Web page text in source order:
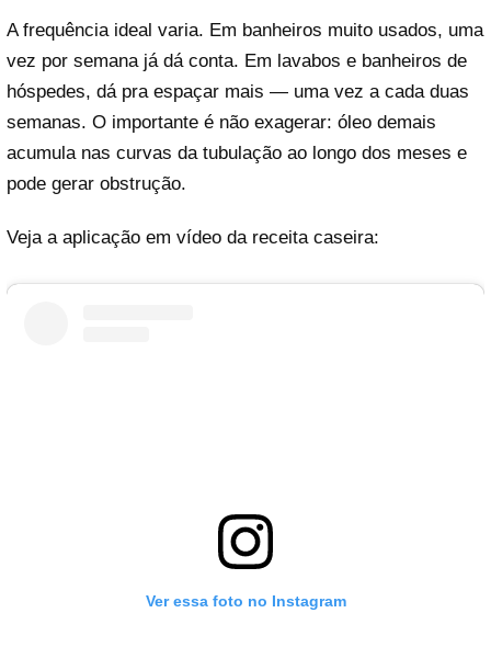
A frequência ideal varia. Em banheiros muito usados, uma
vez por semana já dá conta. Em lavabos e banheiros de
hóspedes, dá pra espaçar mais — uma vez a cada duas
semanas. O importante é não exagerar: óleo demais
acumula nas curvas da tubulação ao longo dos meses e
pode gerar obstrução.
Veja a aplicação em vídeo da receita caseira:
Ver essa foto no Instagram